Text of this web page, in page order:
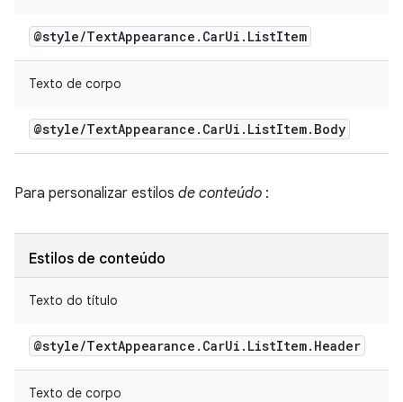
@style/TextAppearance . CarUi . ListItem
Texto de corpo
@style/TextAppearance . CarUi . ListItem. Body
Para personalizar estilos de conteúdo :
Estilos de conteúdo
Texto do título
@style/TextAppearance . CarUi . ListItem. Header
Texto de corpo